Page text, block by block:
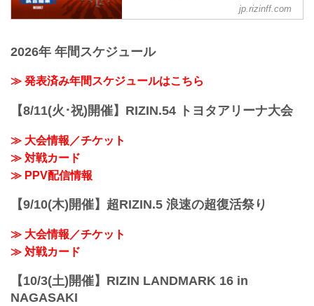
第14試合／スペシャルワンマッチ 昇侍
（LOSE）昇侍 vs. 萩原京平（WIN）
スタンドパンチ）
第13試合／スペシャルワンマッチ 堀江圭
功 vs. 中田大貴
jp.rizinff.com
2026年 年間スケジュール
≫ 発表済み年間スケジュールはこちら
【8/11(火･祝)開催】RIZIN.54 トヨタアリーナ大会
≫ 大会情報／チケット
≫ 対戦カード
≫ PPV配信情報
【9/10(木)開催】超RIZIN.5 浪速の超復活祭り
≫ 大会情報／チケット
≫ 対戦カード
【10/3(土)開催】RIZIN LANDMARK 16 in
NAGASAKI